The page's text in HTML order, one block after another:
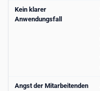
Kein klarer
Anwendungsfall
Angst der Mitarbeitenden